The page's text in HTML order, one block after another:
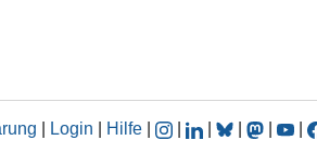
Login Hilfe| |